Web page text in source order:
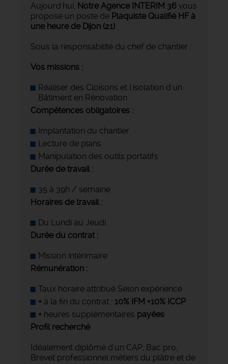
Aujourd'hui, Notre Agence INTERIM 36 vous
propose un poste de Plaquiste Qualifié HF à
une heure de Dijon (21)
Sous la responsabilité du chef de chantier :
Vos missions :
Réaliser des Cloisons et l'isolation d'un
Bâtiment en Rénovation
Compétences obligatoires :
Implantation du chantier
Lecture de plans
Manipulation des outils portatifs
Durée de travail :
35 à 39h / semaine
Horaires de travail :
Du Lundi au Jeudi
Durée du contrat :
Mission intérimaire
Rémunération :
Taux horaire attribué Selon expérience
+ à la fin du contrat : 10% IFM +10% ICCP
+ heures supplémentaires payées
Profil recherché
Idéalement diplômé d'un CAP, Bac pro,
Brevet professionnel métiers du plâtre et de